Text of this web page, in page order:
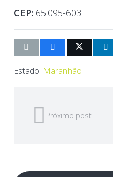
CEP: 65.095-603
Estado: Maranhão
Próximo post